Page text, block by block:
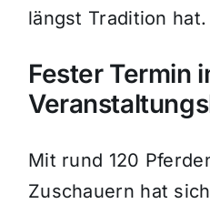
längst Tradition hat.
Fester Termin
Mit rund 120
Zuschauern hat